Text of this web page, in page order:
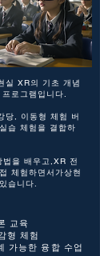
실 XR의 기초 개념
로그램입니다.
당, 이동형 체험 버
습 체험을 결합하
을 배우고,XR 전
체험하면서가상현
습니다.
교육
형 체험
가능한 융합 수업